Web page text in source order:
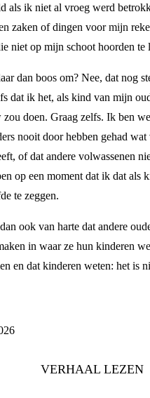
als ik niet al vroeg werd
zaken of dingen voor mijn
niet op mijn schoot hoorden te
dan boos om? Nee, dat nog
dat ik het, als kind van mijn
zou doen. Graag zelfs. Ik ben
nooit door hebben gehad
of dat andere volwassenen
op een moment dat ik dat als
te zeggen.
ook van harte dat andere
in waar ze hun kinderen
en dat kinderen weten: het is
VERHAAL LEZEN